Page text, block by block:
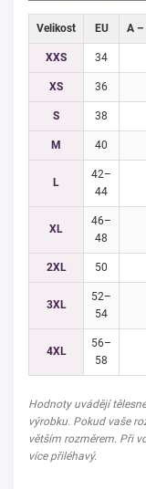
Velikost EU A –
XXS 34
XS 36
S 38
M 40
L
42–
44
XL
46–
48
2XL 50
3XL
52–
54
4XL
56–
58
Hodnoty uvádějí
výrobku. Pokud vaše
větším rozměrem. Při
více přiléhavý.